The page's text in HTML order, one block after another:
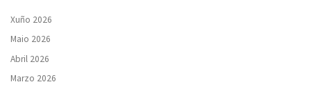
Xuño 2026
Maio 2026
Abril 2026
Marzo 2026